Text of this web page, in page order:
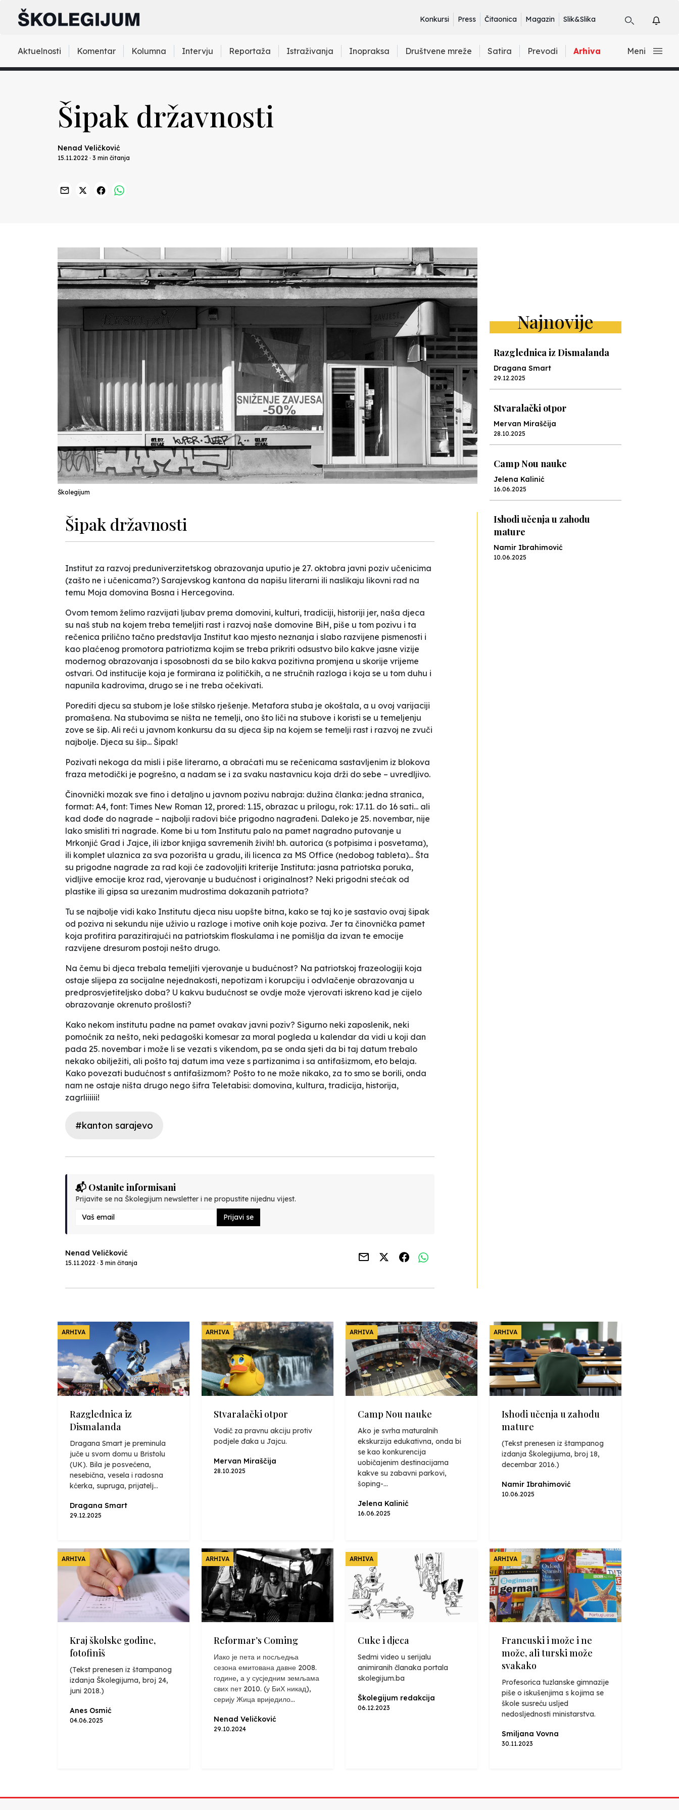
Konkursi Press Čitaonica Magazin Slik&Slika
Aktuelnosti Komentar Kolumna Intervju Reportaža Istraživanja Inopraksa Društvene mreže Satira Prevodi Arhiva Meni
Šipak državnosti
Nenad Veličković
15.11.2022 · 3 min čitanja
Školegijum
Šipak državnosti
Institut za razvoj preduniverzitetskog obrazovanja uputio je 27. oktobra javni poziv učenicima
(zašto ne i učenicama?) Sarajevskog kantona da napišu literarni ili naslikaju likovni rad na
temu Moja domovina Bosna i Hercegovina.
Ovom temom želimo razvijati ljubav prema domovini, kulturi, tradiciji, historiji jer, naša djeca
su naš stub na kojem treba temeljiti rast i razvoj naše domovine BiH, piše u tom pozivu i ta
rečenica prilično tačno predstavlja Institut kao mjesto neznanja i slabo razvijene pismenosti i
kao plaćenog promotora patriotizma kojim se treba prikriti odsustvo bilo kakve jasne vizije
modernog obrazovanja i sposobnosti da se bilo kakva pozitivna promjena u skorije vrijeme
ostvari. Od institucije koja je formirana iz političkih, a ne stručnih razloga i koja se u tom duhu i
napunila kadrovima, drugo se i ne treba očekivati.
Porediti djecu sa stubom je loše stilsko rješenje. Metafora stuba je okoštala, a u ovoj varijaciji
promašena. Na stubovima se ništa ne temelji, ono što liči na stubove i koristi se u temeljenju
zove se šip. Ali reći u javnom konkursu da su djeca šip na kojem se temelji rast i razvoj ne zvuči
najbolje. Djeca su šip... Šipak!
Pozivati nekoga da misli i piše literarno, a obraćati mu se rečenicama sastavljenim iz blokova
fraza metodički je pogrešno, a nadam se i za svaku nastavnicu koja drži do sebe – uvredljivo.
Činovnički mozak sve fino i detaljno u javnom pozivu nabraja: dužina članka: jedna stranica,
format: A4, font: Times New Roman 12, prored: 1.15, obrazac u prilogu, rok: 17.11. do 16 sati... ali
kad dođe do nagrade – najbolji radovi biće prigodno nagrađeni. Daleko je 25. novembar, nije
lako smisliti tri nagrade. Kome bi u tom Institutu palo na pamet nagradno putovanje u
Mrkonjić Grad i Jajce, ili izbor knjiga savremenih živih! bh. autorica (s potpisima i posvetama),
ili komplet ulaznica za sva pozorišta u gradu, ili licenca za MS Office (nedobog tableta)... Šta
su prigodne nagrade za rad koji će zadovoljiti kriterije Instituta: jasna patriotska poruka,
vidljive emocije kroz rad, vjerovanje u budućnost i originalnost? Neki prigodni stećak od
plastike ili gipsa sa urezanim mudrostima dokazanih patriota?
Tu se najbolje vidi kako Institutu djeca nisu uopšte bitna, kako se taj ko je sastavio ovaj šipak
od poziva ni sekundu nije uživio u razloge i motive onih koje poziva. Jer ta činovnička pamet
koja profitira parazitirajući na patriotskim floskulama i ne pomišlja da izvan te emocije
razvijene dresurom postoji nešto drugo.
Na čemu bi djeca trebala temeljiti vjerovanje u budućnost? Na patriotskoj frazeologiji koja
ostaje slijepa za socijalne nejednakosti, nepotizam i korupciju i odvlačenje obrazovanja u
predprosvjetiteljsko doba? U kakvu budućnost se ovdje može vjerovati iskreno kad je cijelo
obrazovanje okrenuto prošlosti?
Kako nekom institutu padne na pamet ovakav javni poziv? Sigurno neki zaposlenik, neki
pomoćnik za nešto, neki pedagoški komesar za moral pogleda u kalendar da vidi u koji dan
pada 25. novembar i može li se vezati s vikendom, pa se onda sjeti da bi taj datum trebalo
nekako obilježiti, ali pošto taj datum ima veze s partizanima i sa antifašizmom, eto belaja.
Kako povezati budućnost s antifašizmom? Pošto to ne može nikako, za to smo se borili, onda
nam ne ostaje ništa drugo nego šifra Teletabisi: domovina, kultura, tradicija, historija,
zagrliiiiii!
#kanton sarajevo
📬 Ostanite informisani
Prijavite se na Školegijum newsletter i ne propustite nijednu vijest.
Prijavi se
Nenad Veličković
15.11.2022 · 3 min čitanja
Najnovije
Razglednica iz Dismalanda
Dragana Smart
29.12.2025
Stvaralački otpor
Mervan Miraščija
28.10.2025
Camp Nou nauke
Jelena Kalinić
16.06.2025
Ishodi učenja u zahodu
mature
Namir Ibrahimović
10.06.2025
ARHIVA
Razglednica iz
Dismalanda
Dragana Smart je preminula
juče u svom domu u Bristolu
(UK). Bila je posvećena,
nesebična, vesela i radosna
kćerka, supruga, prijatelj...
Dragana Smart
29.12.2025
ARHIVA
Stvaralački otpor
Vodič za pravnu akciju protiv
podjele đaka u Jajcu.
Mervan Miraščija
28.10.2025
ARHIVA
Camp Nou nauke
Ako je svrha maturalnih
ekskurzija edukativna, onda bi
se kao konkurencija
uobičajenim destinacijama
kakve su zabavni parkovi,
šoping-...
Jelena Kalinić
16.06.2025
ARHIVA
Ishodi učenja u zahodu
mature
(Tekst prenesen iz štampanog
izdanja Školegijuma, broj 18,
decembar 2016.)
Namir Ibrahimović
10.06.2025
ARHIVA
Kraj školske godine,
fotofiniš
(Tekst prenesen iz štampanog
izdanja Školegijuma, broj 24,
juni 2018.)
Anes Osmić
04.06.2025
ARHIVA
Reformar’s Coming
Иако је пета и посљедња
сезона емитована давне 2008.
године, а у сусједним земљама
свих пет 2010. (у БиХ никад),
серију Жица вриједило...
Nenad Veličković
29.10.2024
ARHIVA
Cuke i djeca
Sedmi video u serijalu
animiranih članaka portala
skolegijum.ba
Školegijum redakcija
06.12.2023
ARHIVA
Francuski i može i ne
može, ali turski može
svakako
Profesorica tuzlanske gimnazije
piše o iskušenjima s kojima se
škole susreću usljed
nedosljednosti ministarstva.
Smiljana Vovna
30.11.2023